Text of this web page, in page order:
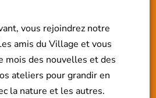
vous rejoindrez notre
amis du Village et vous
mois des nouvelles et des
ateliers pour grandir en
la nature et les autres.